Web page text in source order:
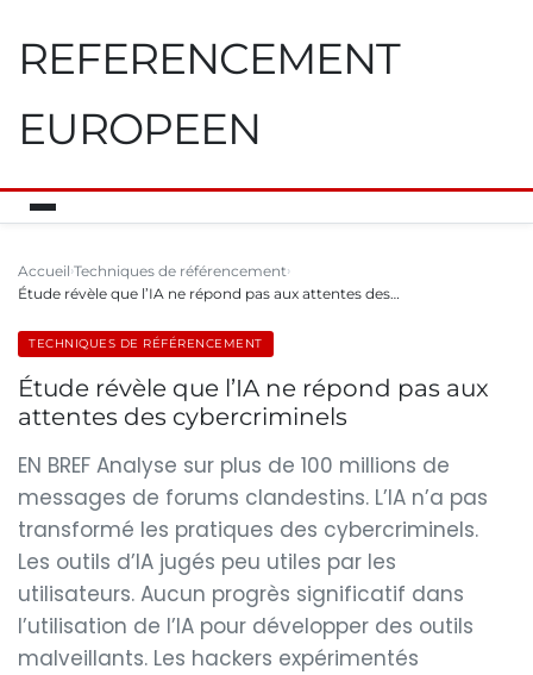
REFERENCEMENT
EUROPEEN
Accueil Techniques de référencement
Étude révèle que l’IA ne répond pas aux attentes des…
TECHNIQUES DE RÉFÉRENCEMENT
Étude révèle que l’IA ne répond pas aux
attentes des cybercriminels
EN BREF Analyse sur plus de 100 millions de
messages de forums clandestins. L’IA n’a pas
transformé les pratiques des cybercriminels.
Les outils d’IA jugés peu utiles par les
utilisateurs. Aucun progrès significatif dans
l’utilisation de l’IA pour développer des outils
malveillants. Les hackers expérimentés